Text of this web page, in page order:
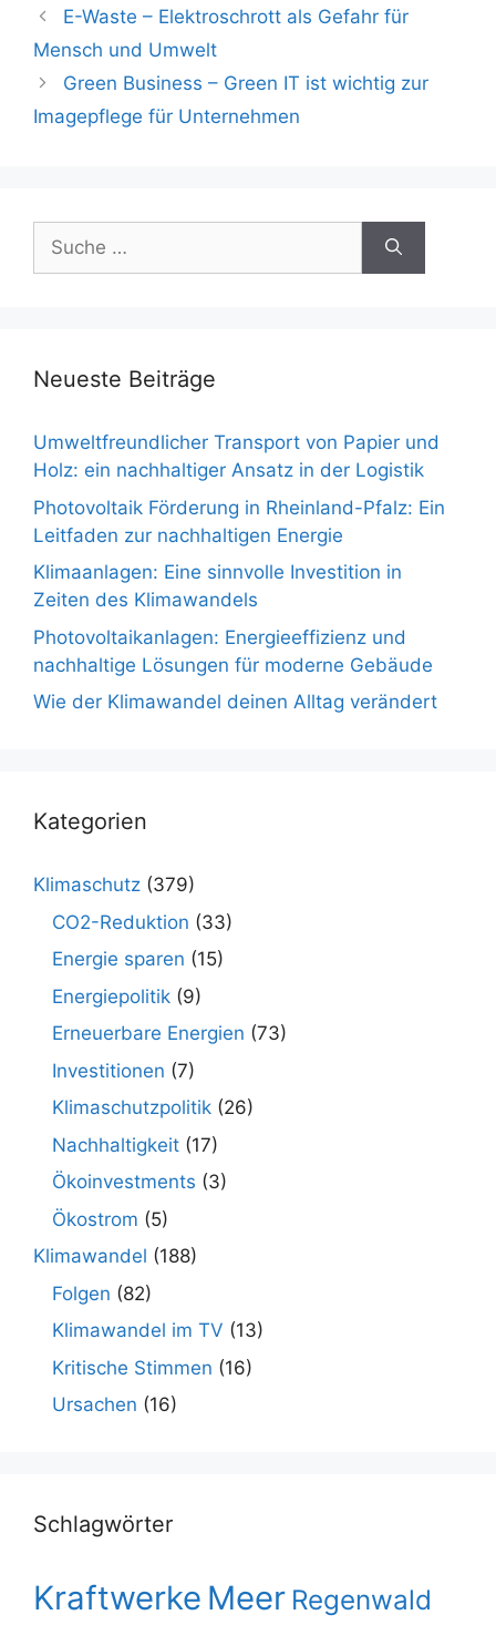
Beitrags-
Navigation
E-Waste – Elektroschrott als Gefahr für
Mensch und Umwelt
Green Business – Green IT ist wichtig zur
Imagepflege für Unternehmen
Suche
nach:
Neueste Beiträge
Umweltfreundlicher Transport von Papier und
Holz: ein nachhaltiger Ansatz in der Logistik
Photovoltaik Förderung in Rheinland-Pfalz: Ein
Leitfaden zur nachhaltigen Energie
Klimaanlagen: Eine sinnvolle Investition in
Zeiten des Klimawandels
Photovoltaikanlagen: Energieeffizienz und
nachhaltige Lösungen für moderne Gebäude
Wie der Klimawandel deinen Alltag verändert
Kategorien
Klimaschutz (379)
CO2-Reduktion (33)
Energie sparen (15)
Energiepolitik (9)
Erneuerbare Energien (73)
Investitionen (7)
Klimaschutzpolitik (26)
Nachhaltigkeit (17)
Ökoinvestments (3)
Ökostrom (5)
Klimawandel (188)
Folgen (82)
Klimawandel im TV (13)
Kritische Stimmen (16)
Ursachen (16)
Schlagwörter
Kraftwerke Meer Regenwald